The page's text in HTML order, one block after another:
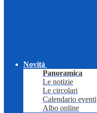
Novità
Panoramica
Le notizie
Le circolari
Calendario eventi
Albo online